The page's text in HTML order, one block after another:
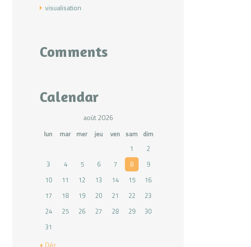
visualisation
Comments
Calendar
août 2026
lun mar mer jeu ven sam dim
1
2
3
4 5 6 7 8
9
10
11 12 13 14 15
16
17
18 19 20 21 22
23
24
25 26 27 28 29
30
31
« Déc